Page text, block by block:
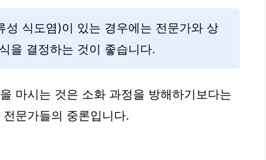
식도염)이 있는 경우에는 전문가와 상
을 결정하는 것이 좋습니다.
마시는 것은 소화 과정을 방해하기보다는
문가들의 중론입니다.